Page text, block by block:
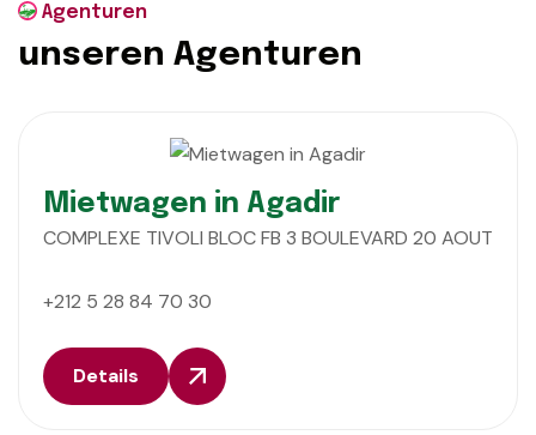
Agenturen
unseren Agenturen
Mietwagen in Agadir
COMPLEXE TIVOLI BLOC FB 3 BOULEVARD 20 AOUT
+212 5 28 84 70 30
Details